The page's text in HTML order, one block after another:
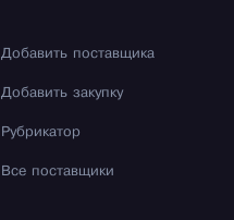
Добавить поставщика
Добавить закупку
Рубрикатор
Все поставщики